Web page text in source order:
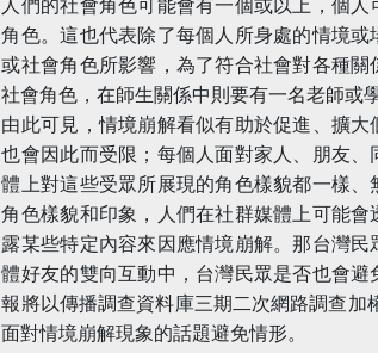
人們的社會角色可能會有一個或以上，個
角色。這也代表除了每個人所身處的情境
或社會角色所影響，為了符合社會對各種
社會角色，在師生關係中則要有一名老師或
由此可見，情境崩解看似有助於促進、擴
也會因此而受限；每個人面對家人、朋友
體上對這些受眾所展現的角色樣貌都一樣
角色樣貌和印象，人們在社群媒體上可能
露某些特定內容來因應情境崩解。那台灣
體好友的雙向互動中，台灣民眾是否也會
報將以傳播調查資料庫三期二次網路調查加
面對情境崩解現象的話題避免情形。